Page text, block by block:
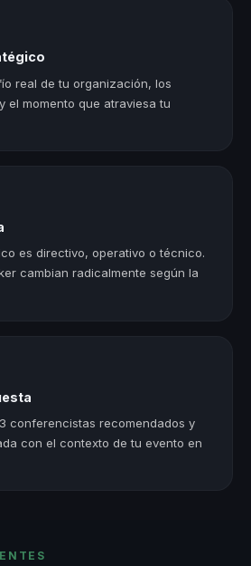
real de tu organización, los
el momento que atraviesa tu
es directivo, operativo o técnico.
cambian radicalmente según la
conferencistas recomendados y
con el contexto de tu evento en